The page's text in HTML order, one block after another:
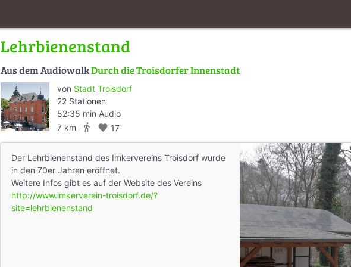
Lehrbienenstand
Aus dem AudiowalkDurch die Troisdorfer Innenstadt
von Stadt Troisdorf
22 Stationen
52:35 min Audio
7 km
directions_walk favorite 17
Der Lehrbienenstand des Imkervereins Troisdorf wurde
in den 70er Jahren eröffnet.
Weitere Infos gibt es auf der Website des Vereins
http://www.imkerverein-troisdorf.de/?
site=lehrbienenstand